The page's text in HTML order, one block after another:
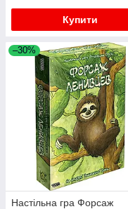
Купити
–30%
Настільна гра Форсаж